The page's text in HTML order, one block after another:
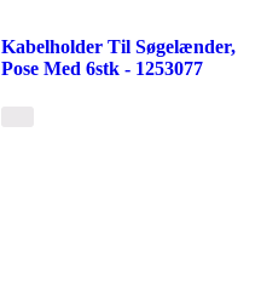
Kabelholder Til Søgelænder,
Pose Med 6stk - 1253077